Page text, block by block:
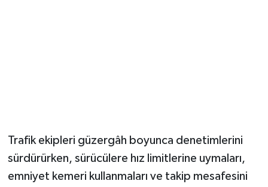
Trafik ekipleri güzergâh boyunca denetimlerini
sürdürürken, sürücülere hız limitlerine uymaları,
emniyet kemeri kullanmaları ve takip mesafesini